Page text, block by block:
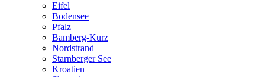
Eifel
Bodensee
Pfalz
Bamberg-Kurz
Nordstrand
Starnberger See
Kroatien